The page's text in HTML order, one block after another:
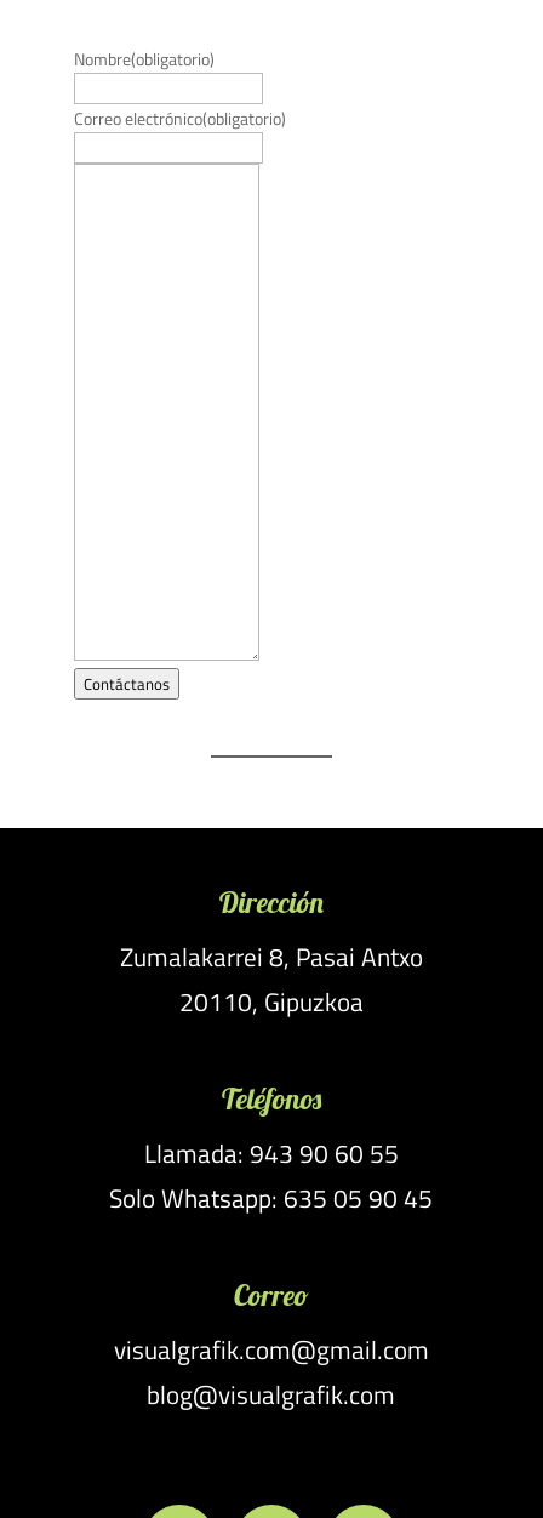
Nombre(obligatorio)
Correo electrónico(obligatorio)
Contáctanos
Dirección
Zumalakarrei 8, Pasai Antxo
20110, Gipuzkoa
Teléfonos
Llamada: 943 90 60 55
Solo Whatsapp: 635 05 90 45
Correo
visualgrafik.com@gmail.com
blog@visualgrafik.com